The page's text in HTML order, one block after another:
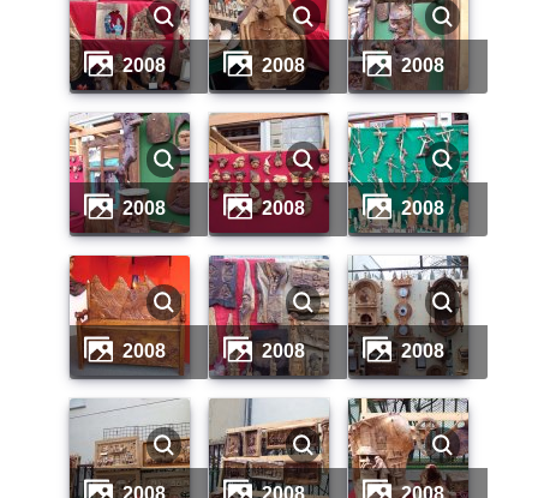
2008 2008 2008
2008 2008 2008
2008 2008 2008
2008 2008 2008